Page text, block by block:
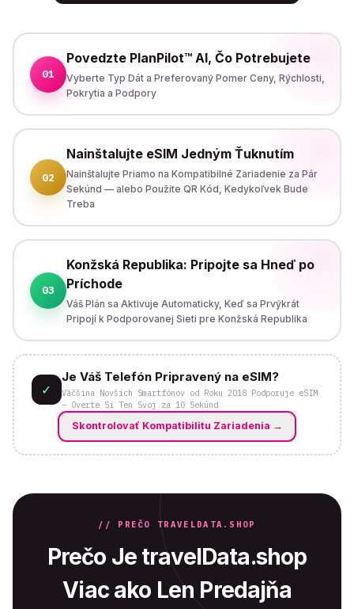
01
Povedzte PlanPilot™ AI, Čo Potrebujete
Vyberte Typ Dát a Preferovaný Pomer Ceny, Rýchlosti,
Pokrytia a Podpory
02
Nainštalujte eSIM Jedným Ťuknutím
Nainštalujte Priamo na Kompatibilné Zariadenie za Pár
Sekúnd — alebo Použite QR Kód, Kedykoľvek Bude
Treba
03
Konžská Republika: Pripojte sa Hneď po
Príchode
Váš Plán sa Aktivuje Automaticky, Keď sa Prvýkrát
Pripojí k Podporovanej Sieti pre Konžská Republika
✓
Je Váš Telefón Pripravený na eSIM?
Väčšina Novších Smartfónov od Roku 2018 Podporuje eSIM
– Overte Si Ten Svoj za 10 Sekúnd
Skontrolovať Kompatibilitu Zariadenia →
// PREČO TRAVELDATA.SHOP
Prečo Je travelData.shop
Viac ako Len Predajňa